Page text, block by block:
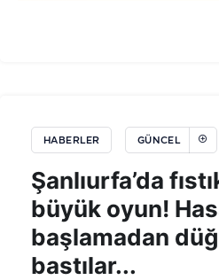
HABERLER GÜNCEL
Şanlıurfa’da
büyük oyun!
başlamadan
bastılar...